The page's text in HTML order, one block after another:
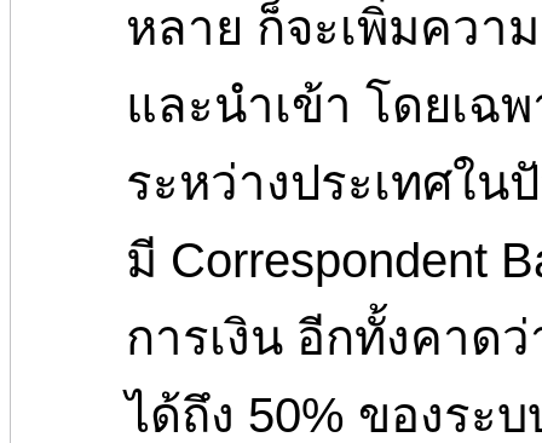
หลาย ก็จะเพิ่มควา
และนำเข้า โดยเฉ
ระหว่างประเทศใน
มี Correspondent
การเงิน อีกทั้งคาด
ได้ถึง 50% ของระ